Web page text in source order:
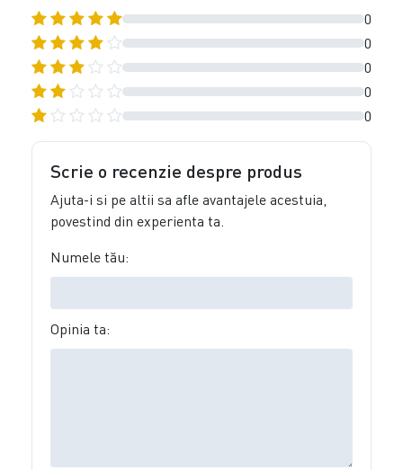
0
0
0
0
0
Scrie o recenzie despre produs
Ajuta-i si pe altii sa afle avantajele acestuia,
povestind din experienta ta.
Numele tău:
Opinia ta: